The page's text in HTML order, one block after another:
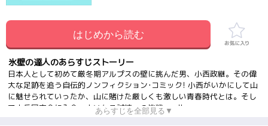
はじめから読む
氷壁の達人のあらすじストーリー
日本人として初めて厳冬期アルプスの壁に挑んだ男、小西政継。その偉
大な足跡を追う自伝的ノンフィクション･コミック! 小西がいかにして山
に魅せられていったか、山に賭けた厳しくも激しい青春時代とは。そし
て山岳同志会に入会、大いなる試練への挑戦へ…!!
あらすじを全部見る▼